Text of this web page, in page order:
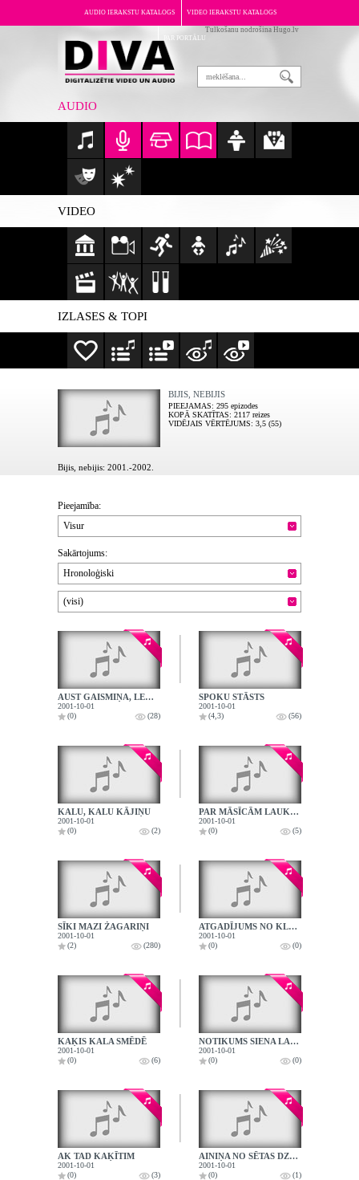
AUDIO IERAKSTU KATALOGS VIDEO IERAKSTU KATALOGS
PAR PORTĀLU
Tulkošanu nodrošina Hugo.lv
AUDIO
VIDEO
IZLASES & TOPI
BIJIS, NEBIJIS
PIEEJAMAS: 295 epizodes
KOPĀ SKATĪTAS: 2117 reizes
VIDĒJAIS VĒRTĒJUMS: 3,5 (55)
Bijis, nebijis: 2001.-2002.
Pieejamība:
Visur
Sakārtojums:
Hronoloģiski
(visi)
AUST GAISMIŅA, LEC SAULĪTE
2001-10-01
(0)
(28)
SPOKU STĀSTS
2001-10-01
(4,3)
(56)
KALU, KALU KĀJIŅU
2001-10-01
(0)
(2)
PAR MĀSĪCĀM LAUKOS
2001-10-01
(0)
(5)
SĪKI MAZI ŽAGARIŅI
2001-10-01
(2)
(280)
ATGADĪJUMS NO KLASES DZĪVES
2001-10-01
(0)
(0)
KAĶIS KALA SMĒDĒ
2001-10-01
(0)
(6)
NOTIKUMS SIENA LAIKĀ
2001-10-01
(0)
(0)
AK TAD KAĶĪTIM
2001-10-01
(0)
(3)
AINIŅA NO SĒTAS DZĪVES
2001-10-01
(0)
(1)